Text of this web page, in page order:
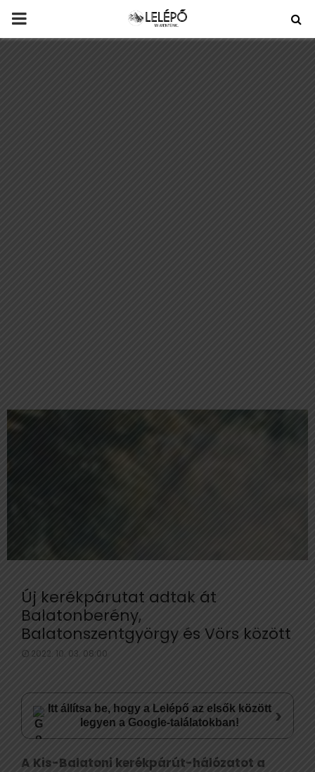
PRIMARY
Új kerékpárutat adtak át
Balatonberény,
Balatonszentgyörgy és Vörs között
2022. 10. 03. 08:00
Itt állítsa be, hogy a Lelépő az elsők között
legyen a Google-találatokban!
›
A Kis-Balatoni kerékpárút-hálózatot a